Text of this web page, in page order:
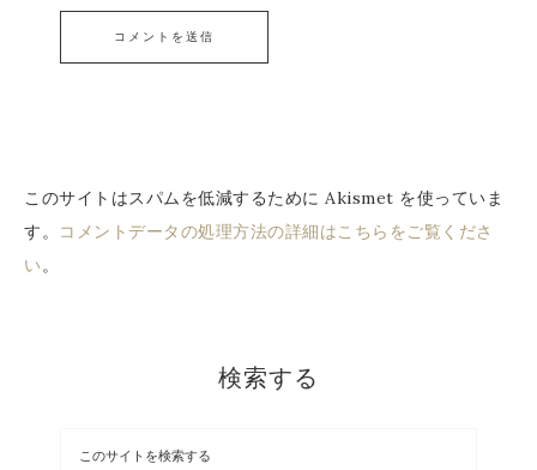
このサイトはスパムを低減するために Akismet を使っていま
す。
コメントデータの処理方法の詳細はこちらをご覧くださ
い。
検索する